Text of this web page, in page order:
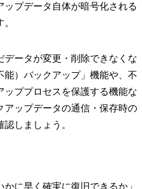
プデータ自体が暗号化される
ータが変更・削除できなくな
能）バックアップ」機能や、不
ププロセスを保護する機能な
アップデータの通信・保存時の
しましょう。
に早く確実に復旧できるか」